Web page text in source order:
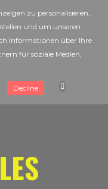
zu personalisieren,
und um unseren
Informationen über Ihre
für soziale Medien,
Decline